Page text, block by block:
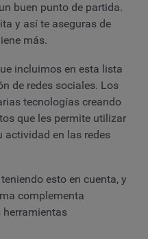
buen punto de partida.
y así te aseguras de
más.
incluimos en esta lista
de redes sociales. Los
tecnologías creando
que les permite utilizar
actividad en las redes
esto en cuenta, y
complementa
herramientas